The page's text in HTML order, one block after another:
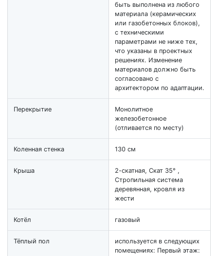
быть выполнена из любого
материала (керамических
или газобетонных блоков),
с техническими
параметрами не ниже тех,
что указаны в проектных
решениях. Изменение
материалов должно быть
согласовано с
архитектором по адаптации.
Перекрытие
Монолитное
железобетонное
(отливается по месту)
Коленная стенка 130 см
Крыша
2-скатная, Скат 35° ,
Стропильная система
деревянная, кровля из
жести
Котёл газовый
Тёплый пол
используется в следующих
помещениях: Первый этаж: